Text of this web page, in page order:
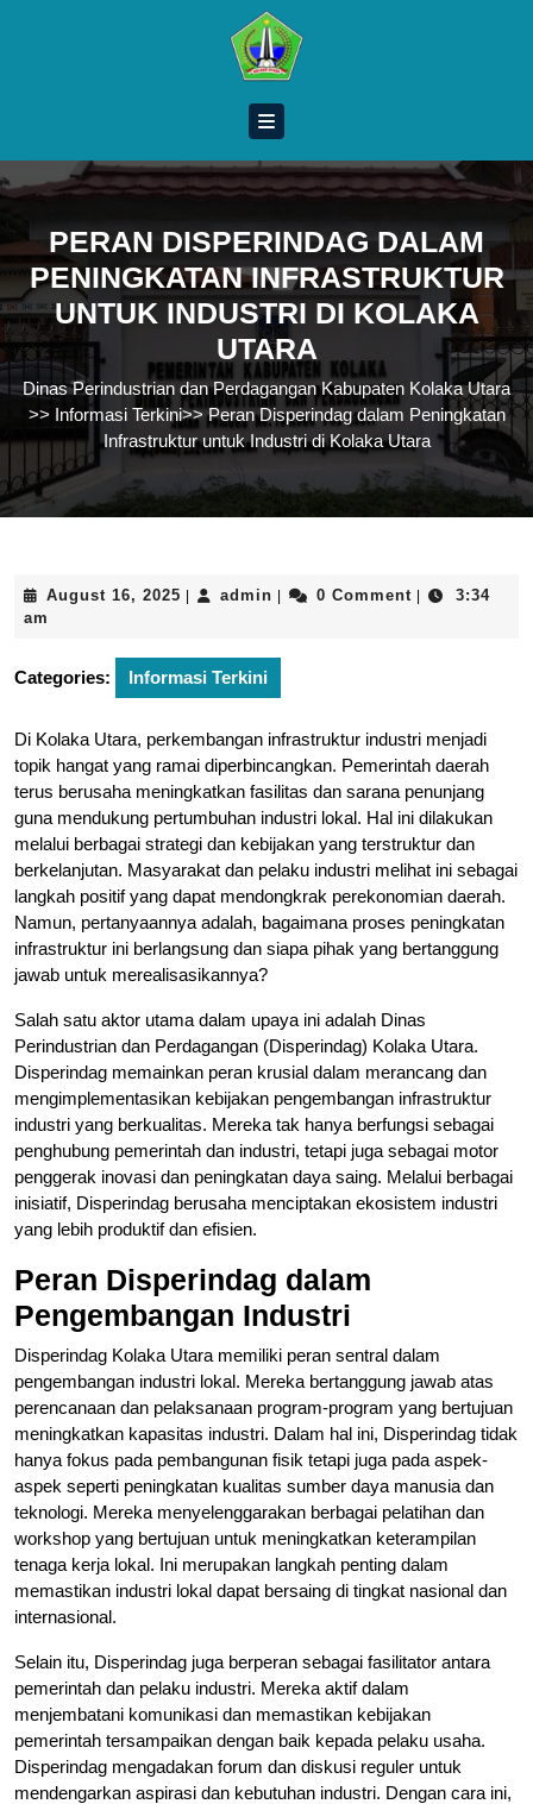
PERAN DISPERINDAG DALAM
PENINGKATAN INFRASTRUKTUR
UNTUK INDUSTRI DI KOLAKA
UTARA
Dinas Perindustrian dan Perdagangan Kabupaten Kolaka Utara
>> Informasi Terkini>>Peran Disperindag dalam Peningkatan
Infrastruktur untuk Industri di Kolaka Utara
August 16, 2025 Augustadmin admin0 Comment
3:34
am
Categories: Informasi Terkini
Di Kolaka Utara, perkembangan infrastruktur industri menjadi
topik hangat yang ramai diperbincangkan. Pemerintah daerah
terus berusaha meningkatkan fasilitas dan sarana penunjang
guna mendukung pertumbuhan industri lokal. Hal ini dilakukan
melalui berbagai strategi dan kebijakan yang terstruktur dan
berkelanjutan. Masyarakat dan pelaku industri melihat ini sebagai
langkah positif yang dapat mendongkrak perekonomian daerah.
Namun, pertanyaannya adalah, bagaimana proses peningkatan
infrastruktur ini berlangsung dan siapa pihak yang bertanggung
jawab untuk merealisasikannya?
Salah satu aktor utama dalam upaya ini adalah Dinas
Perindustrian dan Perdagangan (Disperindag) Kolaka Utara.
Disperindag memainkan peran krusial dalam merancang dan
mengimplementasikan kebijakan pengembangan infrastruktur
industri yang berkualitas. Mereka tak hanya berfungsi sebagai
penghubung pemerintah dan industri, tetapi juga sebagai motor
penggerak inovasi dan peningkatan daya saing. Melalui berbagai
inisiatif, Disperindag berusaha menciptakan ekosistem industri
yang lebih produktif dan efisien.
Peran Disperindag dalam
Pengembangan Industri
Disperindag Kolaka Utara memiliki peran sentral dalam
pengembangan industri lokal. Mereka bertanggung jawab atas
perencanaan dan pelaksanaan program-program yang bertujuan
meningkatkan kapasitas industri. Dalam hal ini, Disperindag tidak
hanya fokus pada pembangunan fisik tetapi juga pada aspek-
aspek seperti peningkatan kualitas sumber daya manusia dan
teknologi. Mereka menyelenggarakan berbagai pelatihan dan
workshop yang bertujuan untuk meningkatkan keterampilan
tenaga kerja lokal. Ini merupakan langkah penting dalam
memastikan industri lokal dapat bersaing di tingkat nasional dan
internasional.
Selain itu, Disperindag juga berperan sebagai fasilitator antara
pemerintah dan pelaku industri. Mereka aktif dalam
menjembatani komunikasi dan memastikan kebijakan
pemerintah tersampaikan dengan baik kepada pelaku usaha.
Disperindag mengadakan forum dan diskusi reguler untuk
mendengarkan aspirasi dan kebutuhan industri. Dengan cara ini,